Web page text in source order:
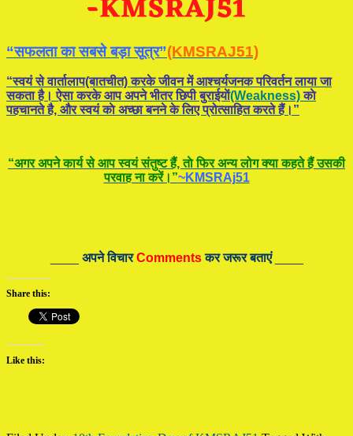
“सफलता का सबसे बड़ा सूत्र”(KMSRAJ51)
“स्वयं से वार्तालाप(बातचीत) करके जीवन में आश्चर्यजनक परिवर्तन लाया जा
सकता है। ऐसा करके आप अपने भीतर छिपी बुराईयाें(Weakness)काे
पहचानते है, और स्वयं काे अच्छा बनने के लिए प्रोत्साहित करते हैं।”
“अगर अपने कार्य से आप स्वयं संतुष्ट हैं, ताे फिर अन्य लोग क्या कहते हैं उसकी
परवाह ना करें।”~KMSRAj51
अपने विचारCommentsकर जरूर बताएं____
Share this:
Like this: